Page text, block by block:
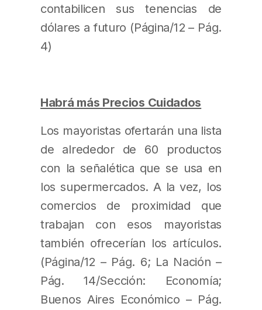
contabilicen sus tenencias de
dólares a futuro (Página/12 – Pág.
4)
Habrá más Precios Cuidados
Los mayoristas ofertarán una lista
de alrededor de 60 productos
con la señalética que se usa en
los supermercados. A la vez, los
comercios de proximidad que
trabajan con esos mayoristas
también ofrecerían los artículos.
(Página/12 – Pág. 6; La Nación –
Pág. 14/Sección: Economía;
Buenos Aires Económico – Pág.